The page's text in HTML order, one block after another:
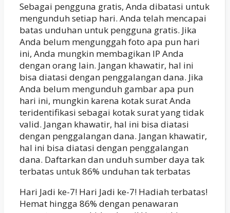
Sebagai pengguna gratis, Anda dibatasi untuk
mengunduh setiap hari. Anda telah mencapai
batas unduhan untuk pengguna gratis. Jika
Anda belum mengunggah foto apa pun hari
ini, Anda mungkin membagikan IP Anda
dengan orang lain. Jangan khawatir, hal ini
bisa diatasi dengan penggalangan dana. Jika
Anda belum mengunduh gambar apa pun
hari ini, mungkin karena kotak surat Anda
teridentifikasi sebagai kotak surat yang tidak
valid. Jangan khawatir, hal ini bisa diatasi
dengan penggalangan dana. Jangan khawatir,
hal ini bisa diatasi dengan penggalangan
dana. Daftarkan dan unduh sumber daya tak
terbatas untuk 86% unduhan tak terbatas
Hari Jadi ke-7! Hari Jadi ke-7! Hadiah terbatas!
Hemat hingga 86% dengan penawaran